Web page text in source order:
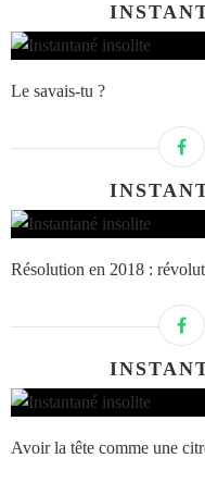
Le savais-tu ?
Résolution en 2018 :
Avoir la tête comme une